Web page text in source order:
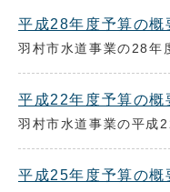
平成28年度予算の概
羽村市水道事業の28年
平成22年度予算の概
羽村市水道事業の平成
平成25年度予算の概